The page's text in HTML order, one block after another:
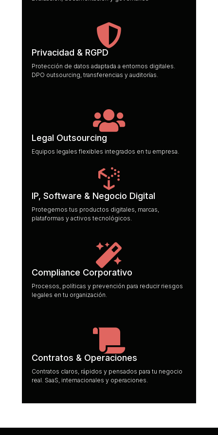

Privacidad & RGPD
Protección de datos adaptada a entornos digitales.
DPO outsourcing, transferencias y auditorías.

Legal Outsourcing
Equipos legales flexibles integrados en tu empresa.

IP, Software & Negocio Digital
Protegemos tus productos digitales, marcas,
plataformas y activos tecnológicos.

Compliance Corporativo
Procesos, políticas y prevención para reducir riesgos
legales en tu organización.

Contratos & Operaciones
Contratos claros, rápidos y pensados para tu negocio
real. SaaS, internacionales y operaciones.